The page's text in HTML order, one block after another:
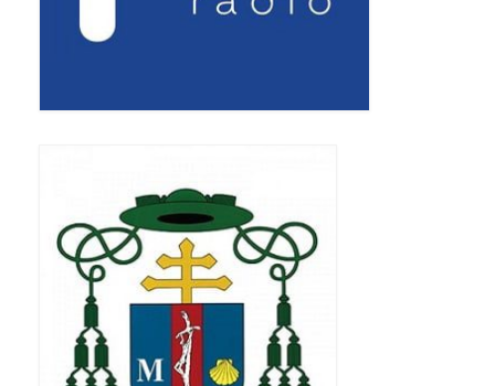
Pasterka 2019
Boże Ciało – 20 czerwca 2019
Pierwsza Komunia Święta 2019
Imieniny Ks Kanonika
Wigilia Paschalna 2019
Wielki Piątek 2019